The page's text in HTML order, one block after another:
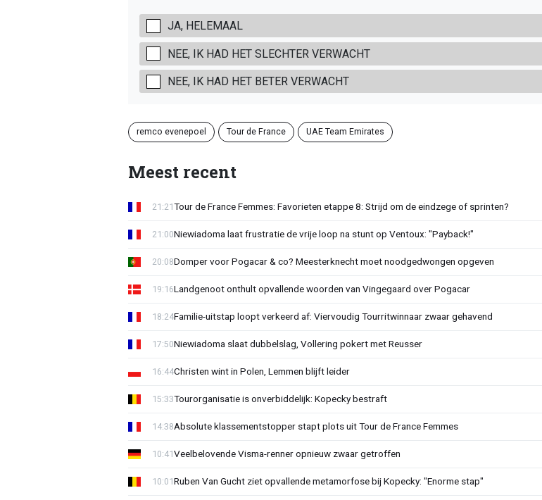
JA, HELEMAAL
NEE, IK HAD HET SLECHTER VERWACHT
NEE, IK HAD HET BETER VERWACHT
remco evenepoel Tour de France UAE Team Emirates
Meest recent
Tour de France Femmes: Favorieten etappe 8: Strijd om de eindzege of sprinten?
21:21
Niewiadoma laat frustratie de vrije loop na stunt op Ventoux: "Payback!"
21:00
Domper voor Pogacar & co? Meesterknecht moet noodgedwongen opgeven
20:08
Landgenoot onthult opvallende woorden van Vingegaard over Pogacar
19:16
Familie-uitstap loopt verkeerd af: Viervoudig Tourritwinnaar zwaar gehavend
18:24
Niewiadoma slaat dubbelslag, Vollering pokert met Reusser
17:50
Christen wint in Polen, Lemmen blijft leider
16:44
Tourorganisatie is onverbiddelijk: Kopecky bestraft
15:33
Absolute klassementstopper stapt plots uit Tour de France Femmes
14:38
Veelbelovende Visma-renner opnieuw zwaar getroffen
10:41
Ruben Van Gucht ziet opvallende metamorfose bij Kopecky: "Enorme stap"
10:01